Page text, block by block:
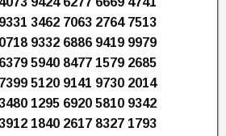
3462 7063 2764 7513
9332 6886 9419 9979
5940 8477 1579 2685
5120 9141 9730 2014
1295 6920 5810 9342
1840 2617 8327 1793